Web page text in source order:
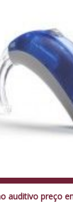
auditivo preço